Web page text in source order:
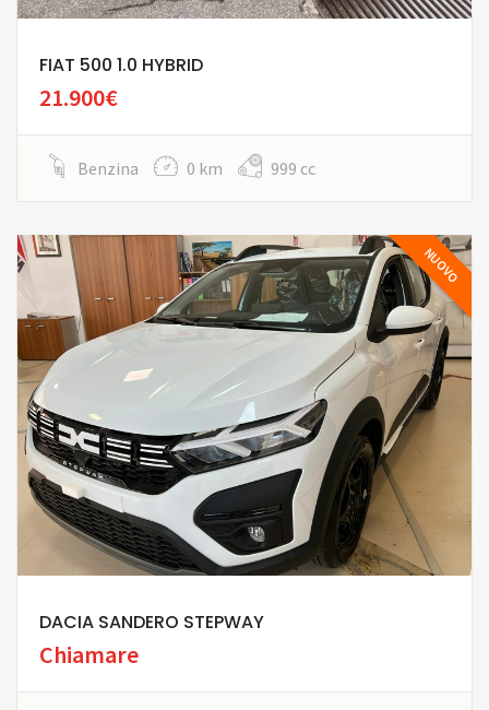
FIAT 500 1.0 HYBRID
21.900€
Benzina 0 km 999 cc
NUOVO
DACIA SANDERO STEPWAY
Chiamare